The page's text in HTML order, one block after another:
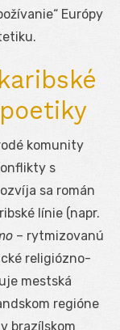
Európy
komunity
s
sa román
línie (napr.
– rytmizovanú
religiózno-
mestská
regióne
brazílskom